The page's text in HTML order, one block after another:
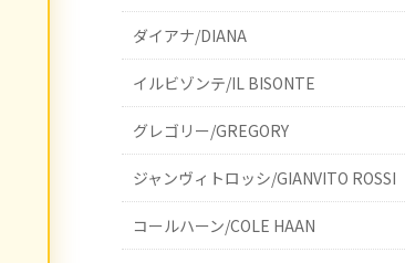
ダイアナ/DIANA
イルビゾンテ/IL BISONTE
グレゴリー/GREGORY
ジャンヴィトロッシ/GIANVITO ROSSI
コールハーン/COLE HAAN